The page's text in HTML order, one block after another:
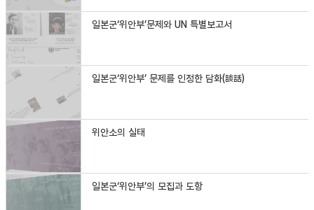
일본군‘위안부’문제와 UN 특별보고서
일본군‘위안부’ 문제를 인정한 담화(談話)
위안소의 실태
일본군‘위안부’의 모집과 도항